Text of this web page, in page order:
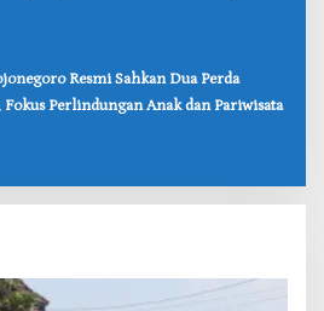
Resmi Sahkan Dua Perda
Fokus Perlindungan Anak dan Pariwisata